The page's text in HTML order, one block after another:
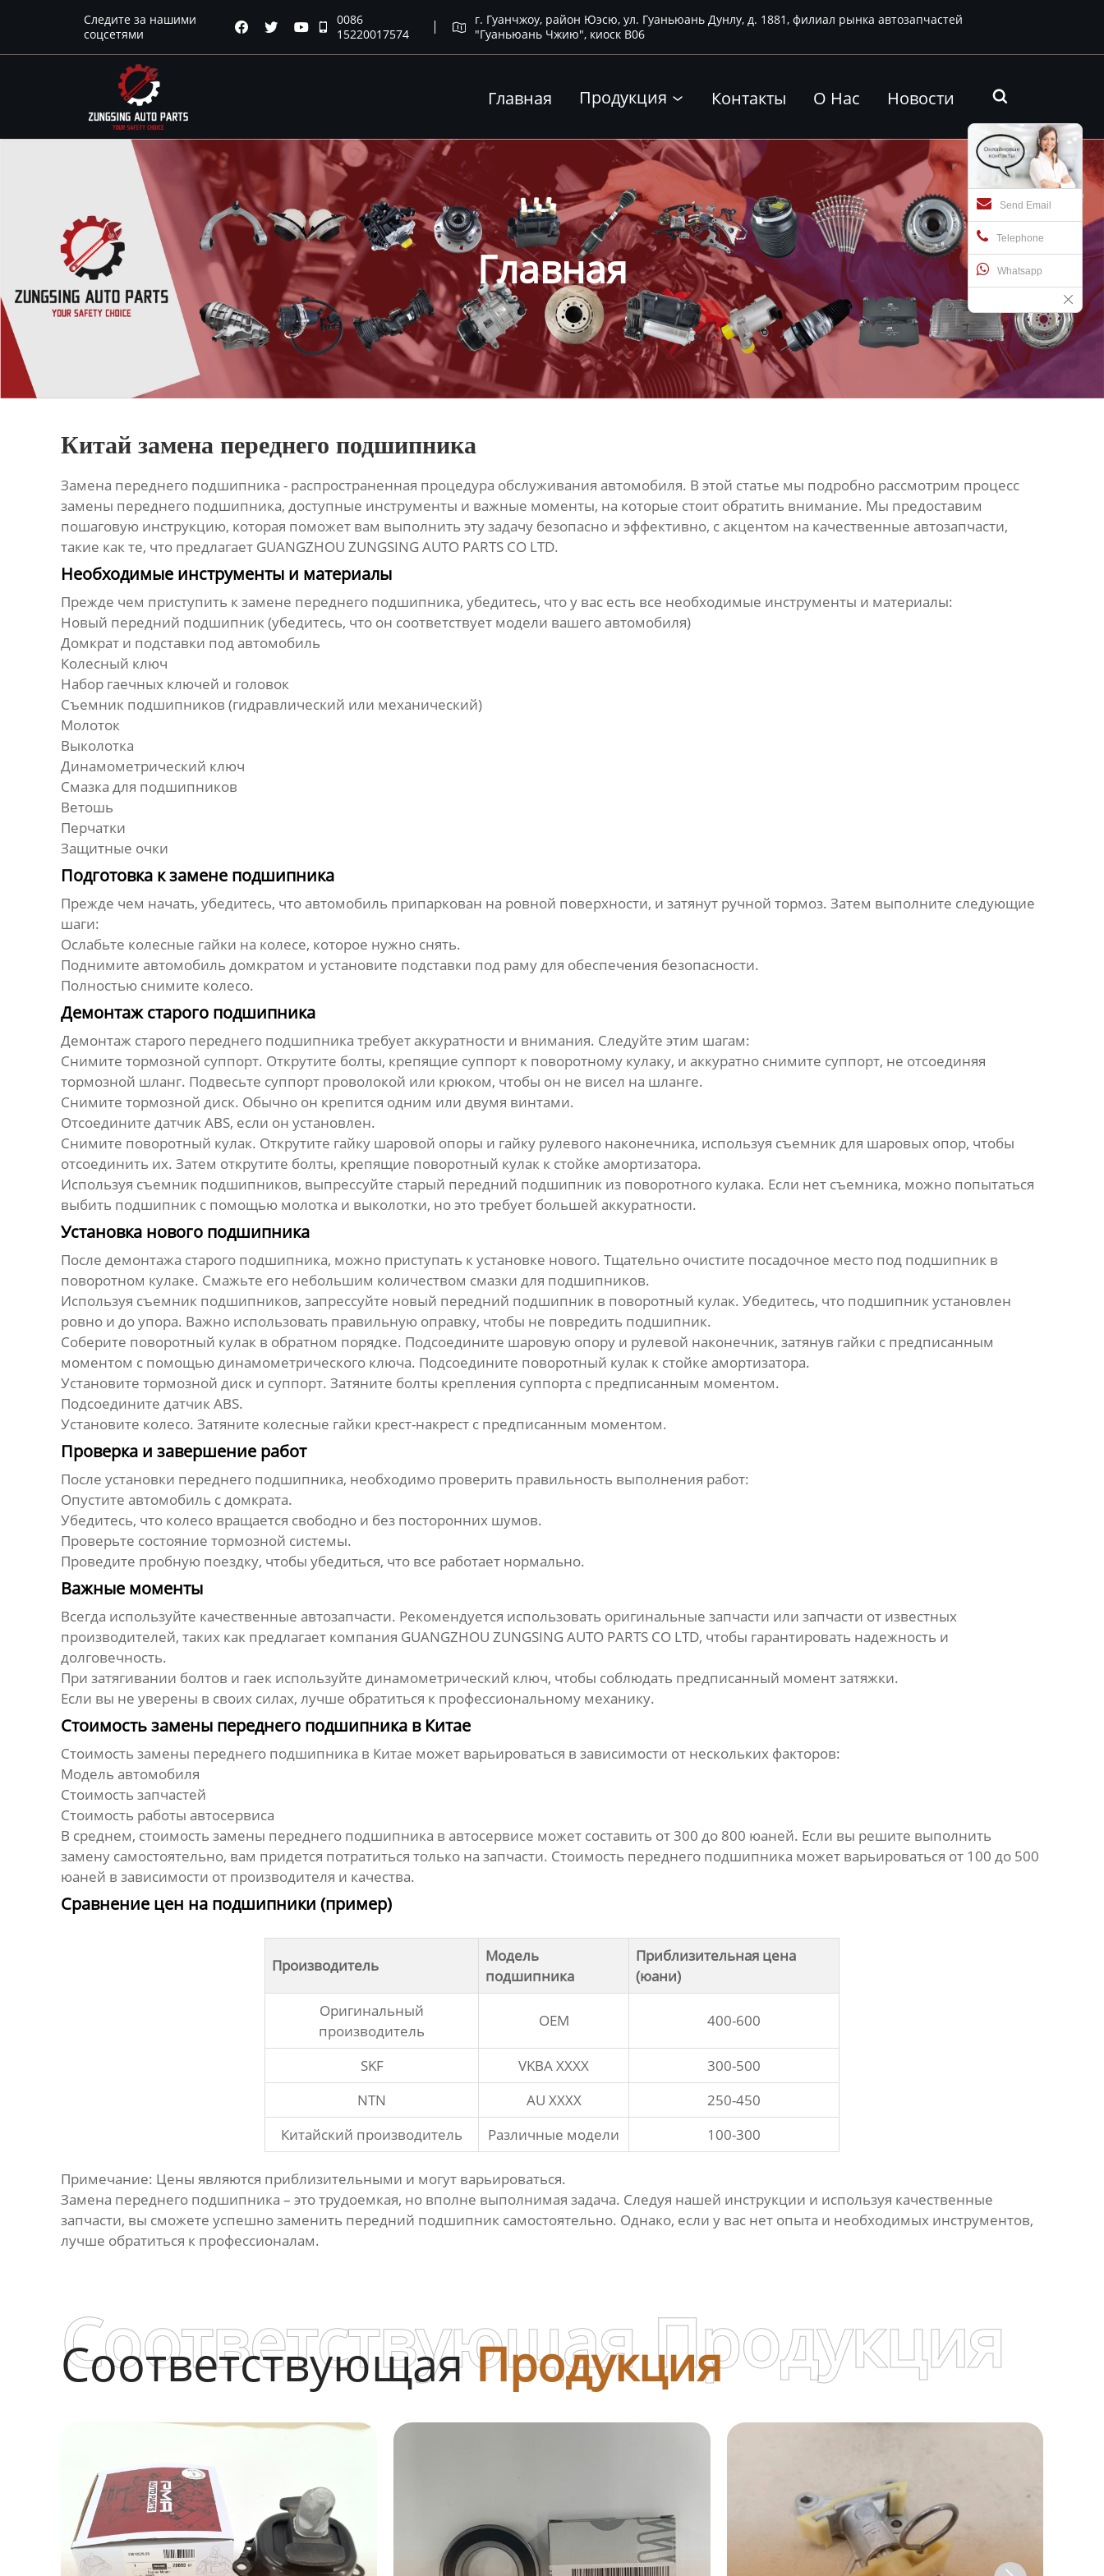
Следите за нашими
соцсетями
   
0086
15220017574

г. Гуанчжоу, район Юэсю, ул. Гуаньюань Дунлу, д. 1881, филиал рынка автозапчастей
"Гуаньюань Чжию", киоск B06
Главная Продукция  Контакты О Нас Новости 
Send Email
Telephone
Whatsapp
Главная
Китай замена переднего подшипника
Замена переднего подшипника - распространенная процедура обслуживания автомобиля. В этой статье мы подробно рассмотрим процесс
замены переднего подшипника, доступные инструменты и важные моменты, на которые стоит обратить внимание. Мы предоставим
пошаговую инструкцию, которая поможет вам выполнить эту задачу безопасно и эффективно, с акцентом на качественные автозапчасти,
такие как те, что предлагает GUANGZHOU ZUNGSING AUTO PARTS CO LTD.
Необходимые инструменты и материалы
Прежде чем приступить к замене переднего подшипника, убедитесь, что у вас есть все необходимые инструменты и материалы:
Новый передний подшипник(убедитесь, что он соответствует модели вашего автомобиля)
Домкрат и подставки под автомобиль
Колесный ключ
Набор гаечных ключей и головок
Съемник подшипников (гидравлический или механический)
Молоток
Выколотка
Динамометрический ключ
Смазка для подшипников
Ветошь
Перчатки
Защитные очки
Подготовка к замене подшипника
Прежде чем начать, убедитесь, что автомобиль припаркован на ровной поверхности, и затянут ручной тормоз. Затем выполните следующие
шаги:
Ослабьте колесные гайки на колесе, которое нужно снять.
Поднимите автомобиль домкратом и установите подставки под раму для обеспечения безопасности.
Полностью снимите колесо.
Демонтаж старого подшипника
Демонтаж старого переднего подшипника требует аккуратности и внимания. Следуйте этим шагам:
Снимите тормозной суппорт. Открутите болты, крепящие суппорт к поворотному кулаку, и аккуратно снимите суппорт, не отсоединяя
тормозной шланг. Подвесьте суппорт проволокой или крюком, чтобы он не висел на шланге.
Снимите тормозной диск. Обычно он крепится одним или двумя винтами.
Отсоедините датчик ABS, если он установлен.
Снимите поворотный кулак. Открутите гайку шаровой опоры и гайку рулевого наконечника, используя съемник для шаровых опор, чтобы
отсоединить их. Затем открутите болты, крепящие поворотный кулак к стойке амортизатора.
Используя съемник подшипников, выпрессуйте старый передний подшипникиз поворотного кулака. Если нет съемника, можно попытаться
выбить подшипник с помощью молотка и выколотки, но это требует большей аккуратности.
Установка нового подшипника
После демонтажа старого подшипника, можно приступать к установке нового. Тщательно очистите посадочное место под подшипник в
поворотном кулаке. Смажьте его небольшим количеством смазки для подшипников.
Используя съемник подшипников, запрессуйте новый передний подшипникв поворотный кулак. Убедитесь, что подшипник установлен
ровно и до упора. Важно использовать правильную оправку, чтобы не повредить подшипник.
Соберите поворотный кулак в обратном порядке. Подсоедините шаровую опору и рулевой наконечник, затянув гайки с предписанным
моментом с помощью динамометрического ключа. Подсоедините поворотный кулак к стойке амортизатора.
Установите тормозной диск и суппорт. Затяните болты крепления суппорта с предписанным моментом.
Подсоедините датчик ABS.
Установите колесо. Затяните колесные гайки крест-накрест с предписанным моментом.
Проверка и завершение работ
После установки переднего подшипника, необходимо проверить правильность выполнения работ:
Опустите автомобиль с домкрата.
Убедитесь, что колесо вращается свободно и без посторонних шумов.
Проверьте состояние тормозной системы.
Проведите пробную поездку, чтобы убедиться, что все работает нормально.
Важные моменты
Всегда используйте качественные автозапчасти. Рекомендуется использовать оригинальные запчасти или запчасти от известных
производителей, таких как предлагает компания GUANGZHOU ZUNGSING AUTO PARTS CO LTD, чтобы гарантировать надежность и
долговечность.
При затягивании болтов и гаек используйте динамометрический ключ, чтобы соблюдать предписанный момент затяжки.
Если вы не уверены в своих силах, лучше обратиться к профессиональному механику.
Стоимость замены переднего подшипника в Китае
Стоимость замены переднего подшипника в Китае может варьироваться в зависимости от нескольких факторов:
Модель автомобиля
Стоимость запчастей
Стоимость работы автосервиса
В среднем, стоимость замены переднего подшипника в автосервисе может составить от 300 до 800 юаней. Если вы решите выполнить
замену самостоятельно, вам придется потратиться только на запчасти. Стоимость переднего подшипника может варьироваться от 100 до 500
юаней в зависимости от производителя и качества.
Сравнение цен на подшипники (пример)
Производитель
Модель
подшипника
Приблизительная цена
(юани)
Оригинальный
производитель
OEM 400-600
SKF VKBA XXXX
300-500
NTN
AU XXXX
250-450
Китайский производитель
Различные модели 100-300
Примечание: Цены являются приблизительными и могут варьироваться.
Замена переднего подшипника – это трудоемкая, но вполне выполнимая задача. Следуя нашей инструкции и используя качественные
запчасти, вы сможете успешно заменить передний подшипниксамостоятельно. Однако, если у вас нет опыта и необходимых инструментов,
лучше обратиться к профессионалам.
СоответствующаяПродукция
Соответствующая Продукция